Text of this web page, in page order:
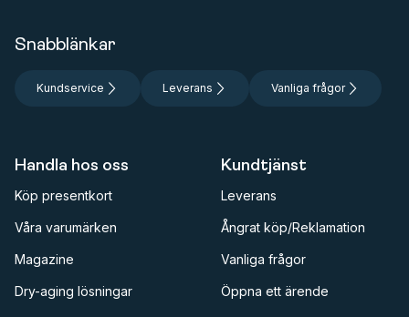
Handla hos oss
Köp presentkort
Våra varumärken
Magazine
Dry-aging lösningar
Kundtjänst
Leverans
Ångrat köp/Reklamation
Vanliga frågor
Öppna ett ärende
Snabblänkar
Kundservice Leverans Vanliga frågor